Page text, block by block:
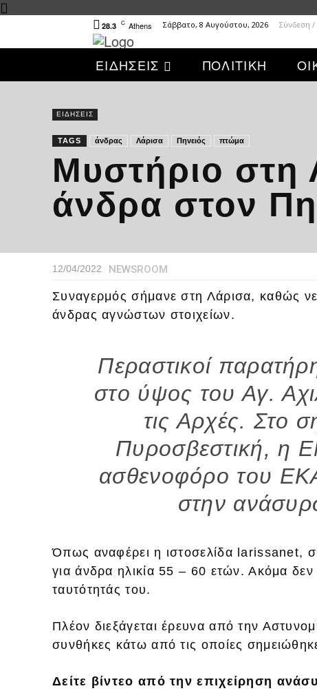
28.3 C Athens Σάββατο, 8 Αυγούστου, 2026 Σύνδεση
ΕΙΔΗΣΕΙΣ ΠΟΛΙΤΙΚΗ
ΕΙΔΗΣΕΙΣ
TAGS άνδρας Λάρισα Πηνειός πτώμα
Μυστήριο στη
άνδρα στον
12/04/2022 NEWSROOM
Συναγερμός σήμανε στη Λάρισα, καθώς
άνδρας αγνώστων στοιχείων.
Περαστικοί
στο ύψος του Αγ.
τις Αρχές. Στο
Πυροσβεστική, η
ασθενοφόρο του
στην
Όπως αναφέρει η ιστοσελίδα larissanet,
για άνδρα ηλικία 55 – 60 ετών. Ακόμα δεν
ταυτότητάς του.
Πλέον διεξάγεται έρευνα από την
συνθήκες κάτω από τις οποίες
Δείτε βίντεο από την επιχείρηση